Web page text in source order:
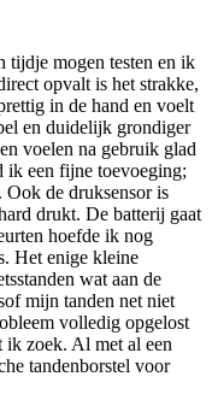
tijdje mogen testen en ik
opvalt is het strakke,
in de hand en voelt
en duidelijk grondiger
voelen na gebruik glad
ik een fijne toevoeging;
Ook de druksensor is
drukt. De batterij gaat
hoefde ik nog
Het enige kleine
wat aan de
mijn tanden net niet
volledig opgelost
ik zoek. Al met al een
tandenborstel voor